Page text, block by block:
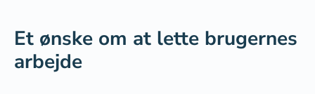
Et ønske om at lette brugernes
arbejde